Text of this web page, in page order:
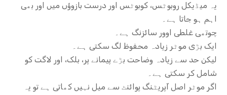
یہ میڈیکل روبوٹس، کوبوٹس اور درست بازوؤں میں اور بھی
اہم ہو جاتا ہے۔
چوتھی غلطی اوور سائزنگ ہے۔
ایک بڑی موٹر زیادہ محفوظ لگ سکتی ہے۔
لیکن حد سے زیادہ وضاحت بڑے پیمانے پر، بلک، اور لاگت کو
شامل کر سکتی ہے۔
اگر موٹر اصل آپریٹنگ پوائنٹ سے میل نہیں کھاتی ہے تو یہ